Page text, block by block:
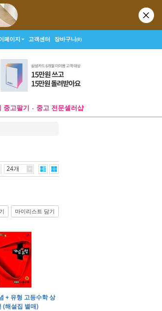
페이지 고객센터 장바구니(0)
중고팔기 중고 전문셀러샵
24개
마이리스트 담기
+ 유형 고등수학 상
(해설집 별매)